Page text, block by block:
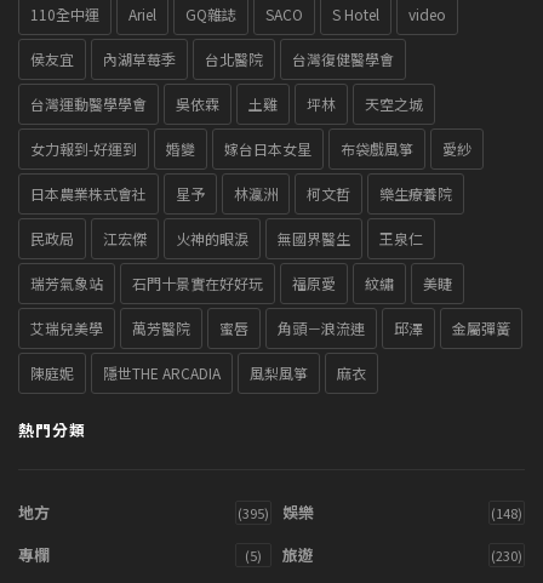
110全中運 Ariel GQ雜誌 SACO S Hotel video
侯友宜 內湖草莓季 台北醫院 台灣復健醫學會
台灣運動醫學學會 吳依霖 土雞 坪林 天空之城
女力報到-好運到 婚變 嫁台日本女星 布袋戲風箏 愛紗
日本農業株式會社 星予 林瀛洲 柯文哲 樂生療養院
民政局 江宏傑 火神的眼淚 無國界醫生 王泉仁
瑞芳氣象站 石門十景實在好好玩 福原愛 紋繡 美睫
艾瑞兒美學 萬芳醫院 蜜唇 角頭－浪流連 邱澤 金屬彈簧
陳庭妮 隱世THE ARCADIA 風梨風箏 麻衣
熱門分類
地方 (395) 娛樂 (148)
專欄 (5) 旅遊 (230)